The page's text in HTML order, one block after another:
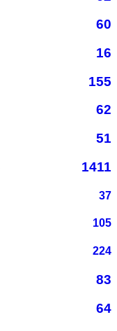
60
16
155
62
51
1411
37
105
224
83
64